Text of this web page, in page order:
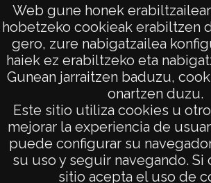
Web gune honek
hobetzeko cookieak erabiltzen
gero, zure nabigatzailea
haiek ez erabiltzeko eta
Gunean jarraitzen baduzu,
onartzen duzu.
Este sitio utiliza cookies u
mejorar la experiencia de
puede configurar su
su uso y seguir navegando. Si
sitio acepta el uso de
AVISO LEGAL
POLÍTICA DE PRIVACIDAD
ACCESIBILIDAD
ATENCIÓN CIUDADANA